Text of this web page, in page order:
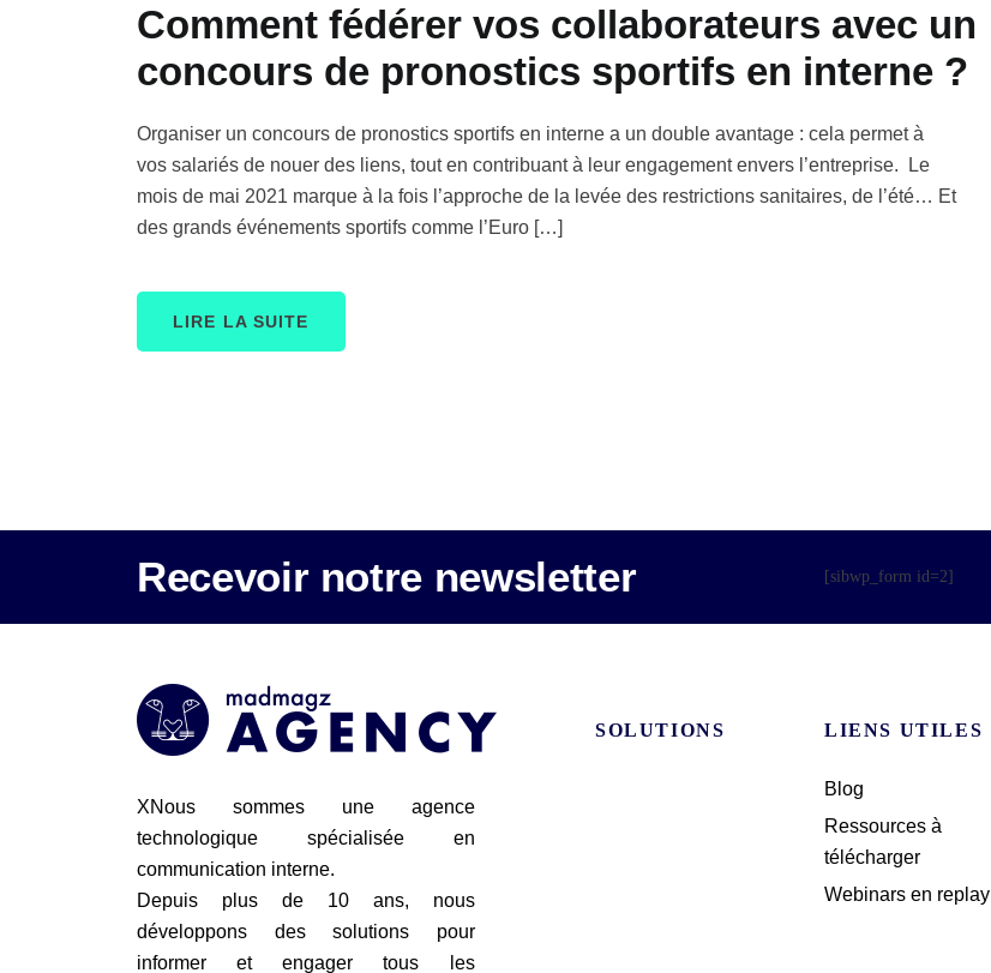
Comment fédérer vos collaborateurs avec un
concours de pronostics sportifs en interne ?
Organiser un concours de pronostics sportifs en interne a un double avantage : cela permet à
vos salariés de nouer des liens, tout en contribuant à leur engagement envers l’entreprise. Le
mois de mai 2021 marque à la fois l’approche de la levée des restrictions sanitaires, de l’été… Et
des grands événements sportifs comme l’Euro […]
LIRE LA SUITE
Recevoir notre newsletter [sibwp_form id=2]
XNous sommes une agence
technologique spécialisée en
communication interne.
Depuis plus de 10 ans, nous
développons des solutions pour
informer et engager tous les
SOLUTIONS LIENS UTILES
Blog
Ressources à
télécharger
Webinars en replay